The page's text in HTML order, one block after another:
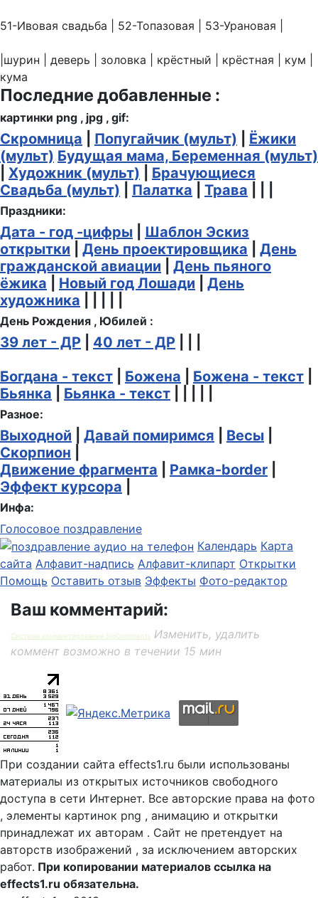
51-Ивовая свадьба | 52-Топазовая | 53-Урановая |
|шурин | деверь | золовка | крёстный | крёстная | кум |
кума
Последние добавленные :
картинки png , jpg , gif:
Скромница Попугайчик (мульт)
Ёжики
(мульт) Будущая мама, Беременная (мульт)
Художник (мульт)
Брачующиеся
Свадьба (мульт)
Палатка Трава
Праздники:
Дата - год -цифры
Шаблон Эскиз
открытки
День проектировщика
День
гражданской авиации
День пьяного
ёжика
Новый год Лошади
День
художника
День Рождения , Юбилей :
39 лет - ДР 40 лет - ДР
Богдана - текст
Божена Божена - текст
Бьянка
Бьянка - текст
Разное:
Выходной Давай помиримся Весы
Скорпион
Движение фрагмента
Рамка-border
Эффект курсора
Инфа:
Голосовое поздравление
Календарь Карта
сайта Алфавит-надпись Алфавит-клипарт Открытки
Помощь Оставить отзыв Эффекты Фото-редактор
Ваш комментарий:
Система комментирования SigComments
Изменить, удалить
коммент возможно в течении 15 мин
При создании сайта effects1.ru были использованы
материалы из открытых источников свободного
доступа в сети Интернет. Все авторские права на фото
, элементы картинок png , анимацию и открытки
принадлежат их авторам . Сайт не претендует на
авторств изображений , за исключением авторских
работ. При копировании материалов ссылка на
effects1.ru обязательна.